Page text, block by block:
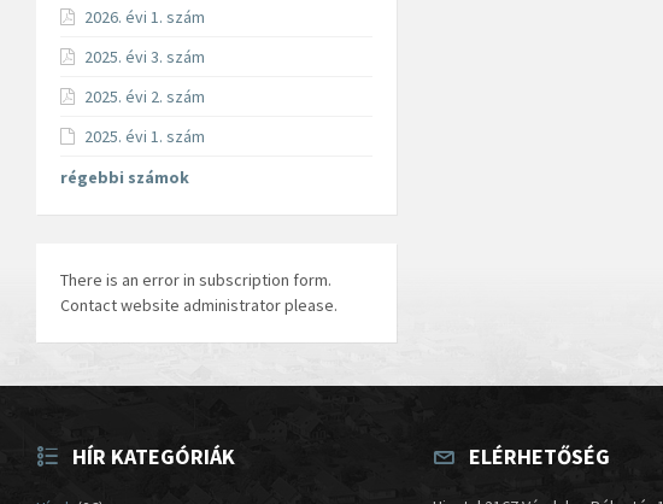
2026. évi 1. szám
2025. évi 3. szám
2025. évi 2. szám
2025. évi 1. szám
régebbi számok
There is an error in subscription form.
Contact website administrator please.
HÍR KATEGÓRIÁK ELÉRHETŐSÉG